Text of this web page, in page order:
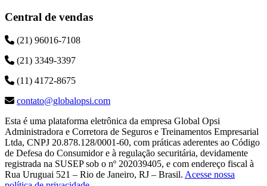
Central de vendas
(21) 96016-7108
(21) 3349-3397
(11) 4172-8675
contato@globalopsi.com
Esta é uma plataforma eletrônica da empresa Global Opsi
Administradora e Corretora de Seguros e Treinamentos Empresarial
Ltda, CNPJ 20.878.128/0001-60, com práticas aderentes ao Código
de Defesa do Consumidor e à regulação securitária, devidamente
registrada na SUSEP sob o nº 202039405, e com endereço fiscal à
Rua Uruguai 521 – Rio de Janeiro, RJ – Brasil. Acesse nossa